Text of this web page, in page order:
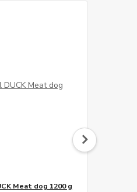
Meat dog 1200 g